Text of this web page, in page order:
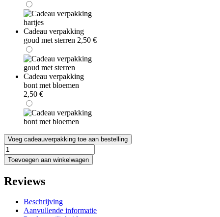
Cadeau verpakking
goud met sterren 2,50 €
Cadeau verpakking
bont met bloemen
2,50 €
Voeg cadeauverpakking toe aan bestelling
Montblanc
Legend
Eau
Toilette
Toevoegen aan winkelwagen
Reviews
Beschrijving
Aanvullende informatie